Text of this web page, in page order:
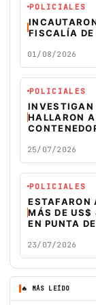
POLICIALES
FISCALÍA DE
01/08/2026
POLICIALES
INVESTIGAN
HALLARON
25/07/2026
POLICIALES
ESTAFARON
MÁS DE US$
EN PUNTA
23/07/2026
🔥 MÁS LEÍDO